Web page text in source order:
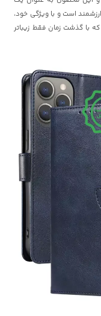
است و با ویژگی خود،
با گذشت زمان فقط زیباتر